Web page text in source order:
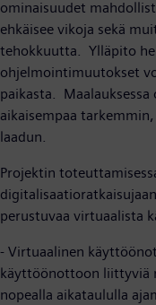
ominaisuudet
ehkäisee vikoja sekä
tehokkuutta. Ylläpito
ohjelmointimuutokset
paikasta.
aikaisempaa
laadun.
Projektin
perustuvaa virtuaalista
- Virtuaalinen
käyttöönottoon liittyviä
nopealla aikataululla